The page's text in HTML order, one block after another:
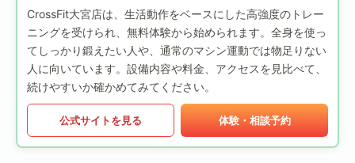
CrossFit大宮店は、生活動作をベースにした高強度のトレー
ニングを受けられ、無料体験から始められます。全身を使っ
てしっかり鍛えたい人や、通常のマシン運動では物足りない
人に向いています。設備内容や料金、アクセスを見比べて、
続けやすいか確かめてみてください。
公式サイトを見る 体験・相談予約